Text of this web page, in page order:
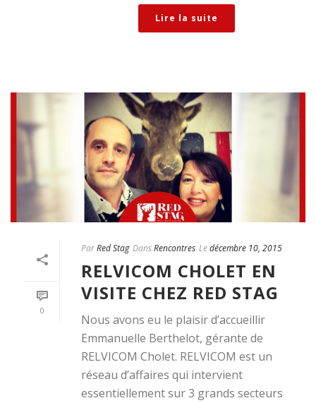
Lire la suite
0
ParRed Stag DansRencontres Ledécembre 10, 2015
RELVICOM CHOLET EN
VISITE CHEZ RED STAG
Nous avons eu le plaisir d’accueillir
Emmanuelle Berthelot, gérante de
RELVICOM Cholet. RELVICOM est un
réseau d’affaires qui intervient
essentiellement sur 3 grands secteurs